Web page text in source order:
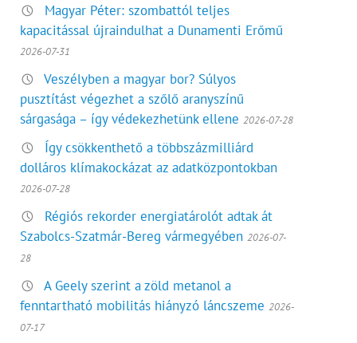
Magyar Péter: szombattól teljes
kapacitással újraindulhat a Dunamenti Erőmű
2026-07-31
Veszélyben a magyar bor? Súlyos
pusztítást végezhet a szőlő aranyszínű
sárgasága – így védekezhetünk ellene 2026-07-28
Így csökkenthető a többszázmilliárd
dolláros klímakockázat az adatközpontokban
2026-07-28
Régiós rekorder energiatárolót adtak át
Szabolcs-Szatmár-Bereg vármegyében 2026-07-
28
A Geely szerint a zöld metanol a
fenntartható mobilitás hiányzó láncszeme 2026-
07-17